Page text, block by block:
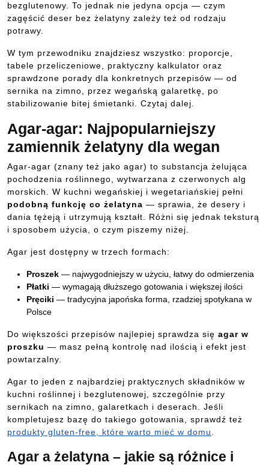
bezglutenowy. To jednak nie jedyna opcja — czym
zagęścić deser bez żelatyny zależy też od rodzaju
potrawy.
W tym przewodniku znajdziesz wszystko: proporcje,
tabele przeliczeniowe, praktyczny kalkulator oraz
sprawdzone porady dla konkretnych przepisów — od
sernika na zimno, przez wegańską galaretkę, po
stabilizowanie bitej śmietanki. Czytaj dalej.
Agar-agar: Najpopularniejszy
zamiennik żelatyny dla wegan
Agar-agar (znany też jako agar) to substancja żelująca
pochodzenia roślinnego, wytwarzana z czerwonych alg
morskich. W kuchni wegańskiej i wegetariańskiej pełni
podobną funkcję co żelatyna — sprawia, że desery i
dania tężeją i utrzymują kształt. Różni się jednak teksturą
i sposobem użycia, o czym piszemy niżej.
Agar jest dostępny w trzech formach:
Proszek — najwygodniejszy w użyciu, łatwy do odmierzenia
Płatki — wymagają dłuższego gotowania i większej ilości
Pręciki — tradycyjna japońska forma, rzadziej spotykana w
Polsce
Do większości przepisów najlepiej sprawdza się agar w
proszku — masz pełną kontrolę nad ilością i efekt jest
powtarzalny.
Agar to jeden z najbardziej praktycznych składników w
kuchni roślinnej i bezglutenowej, szczególnie przy
sernikach na zimno, galaretkach i deserach. Jeśli
kompletujesz bazę do takiego gotowania, sprawdź też
produkty gluten-free, które warto mieć w domu
Agar a żelatyna – jakie są różnice i